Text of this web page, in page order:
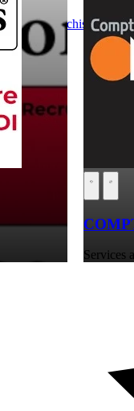
Devenir franchiseur
Services